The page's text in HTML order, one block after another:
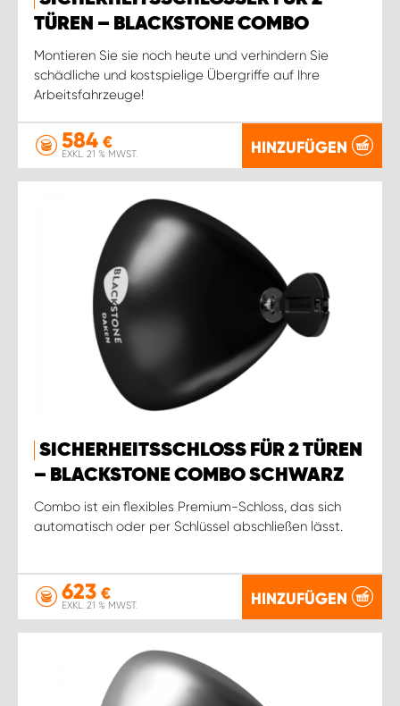
TÜREN – BLACKSTONE COMBO
Montieren Sie sie noch heute und verhindern Sie
schädliche und kostspielige Übergriffe auf Ihre
Arbeitsfahrzeuge!
584 €
EXKL. 21 % MWST. HINZUFÜGEN
SICHERHEITSSCHLOSS FÜR 2 TÜREN
– BLACKSTONE COMBO SCHWARZ
Combo ist ein flexibles Premium-Schloss, das sich
automatisch oder per Schlüssel abschließen lässt.
623 €
EXKL. 21 % MWST. HINZUFÜGEN